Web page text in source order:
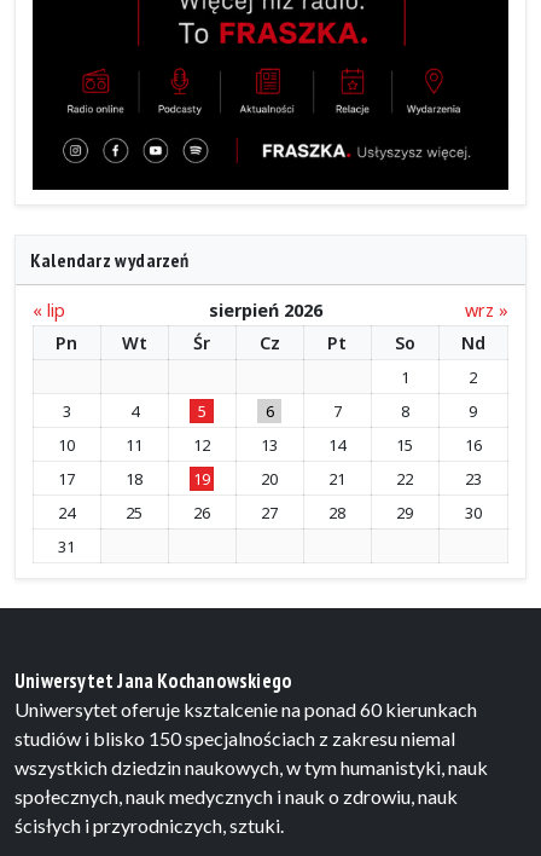
Kalendarz wydarzeń
« lip sierpień 2026
wrz »
Pn
Wt Śr Cz Pt So Nd
1
2
3
4 5 6 7 8
9
10
11 12 13 14 15
16
17
18 19 20 21 22
23
24
25 26 27 28 29
30
31
Uniwersytet Jana Kochanowskiego
Uniwersytet oferuje ksztalcenie na ponad 60 kierunkach
studiów i blisko 150 specjalnościach z zakresu niemal
wszystkich dziedzin naukowych, w tym humanistyki, nauk
społecznych, nauk medycznych i nauk o zdrowiu, nauk
ścisłych i przyrodniczych, sztuki.